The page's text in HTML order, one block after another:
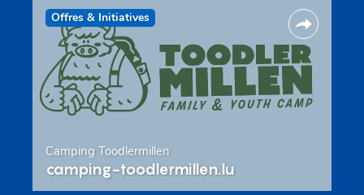
Offres & Initiatives
Camping Toodlermillen
camping-toodlermillen.lu